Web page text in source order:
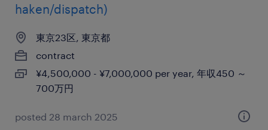
haken/dispatch)
東京23区, 東京都
contract
¥4,500,000 - ¥7,000,000 per year, 年収450 ～
700万円
posted 28 march 2025